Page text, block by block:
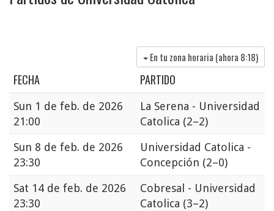
En tu zona horaria (ahora 8:18)
FECHA PARTIDO
Sun 1 de feb. de 2026
21:00
La Serena - Universidad
Catolica (2–2)
Sun 8 de feb. de 2026
23:30
Universidad Catolica -
Concepción (2–0)
Sat 14 de feb. de 2026
23:30
Cobresal - Universidad
Catolica (3–2)